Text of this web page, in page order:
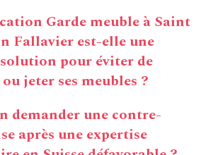
Garde meuble à Saint
Fallavier est-elle une
pour éviter de
jeter ses meubles ?
demander une contre-
après une expertise